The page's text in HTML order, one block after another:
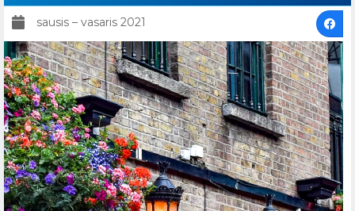
sausis – vasaris 2021